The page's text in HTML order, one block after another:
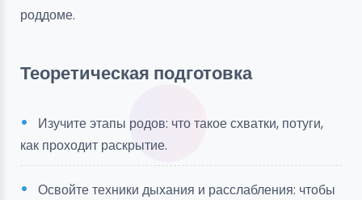
роддоме.
Теоретическая подготовка
Изучите этапы родов: что такое схватки, потуги,
как проходит раскрытие.
Освойте техники дыхания и расслабления: чтобы